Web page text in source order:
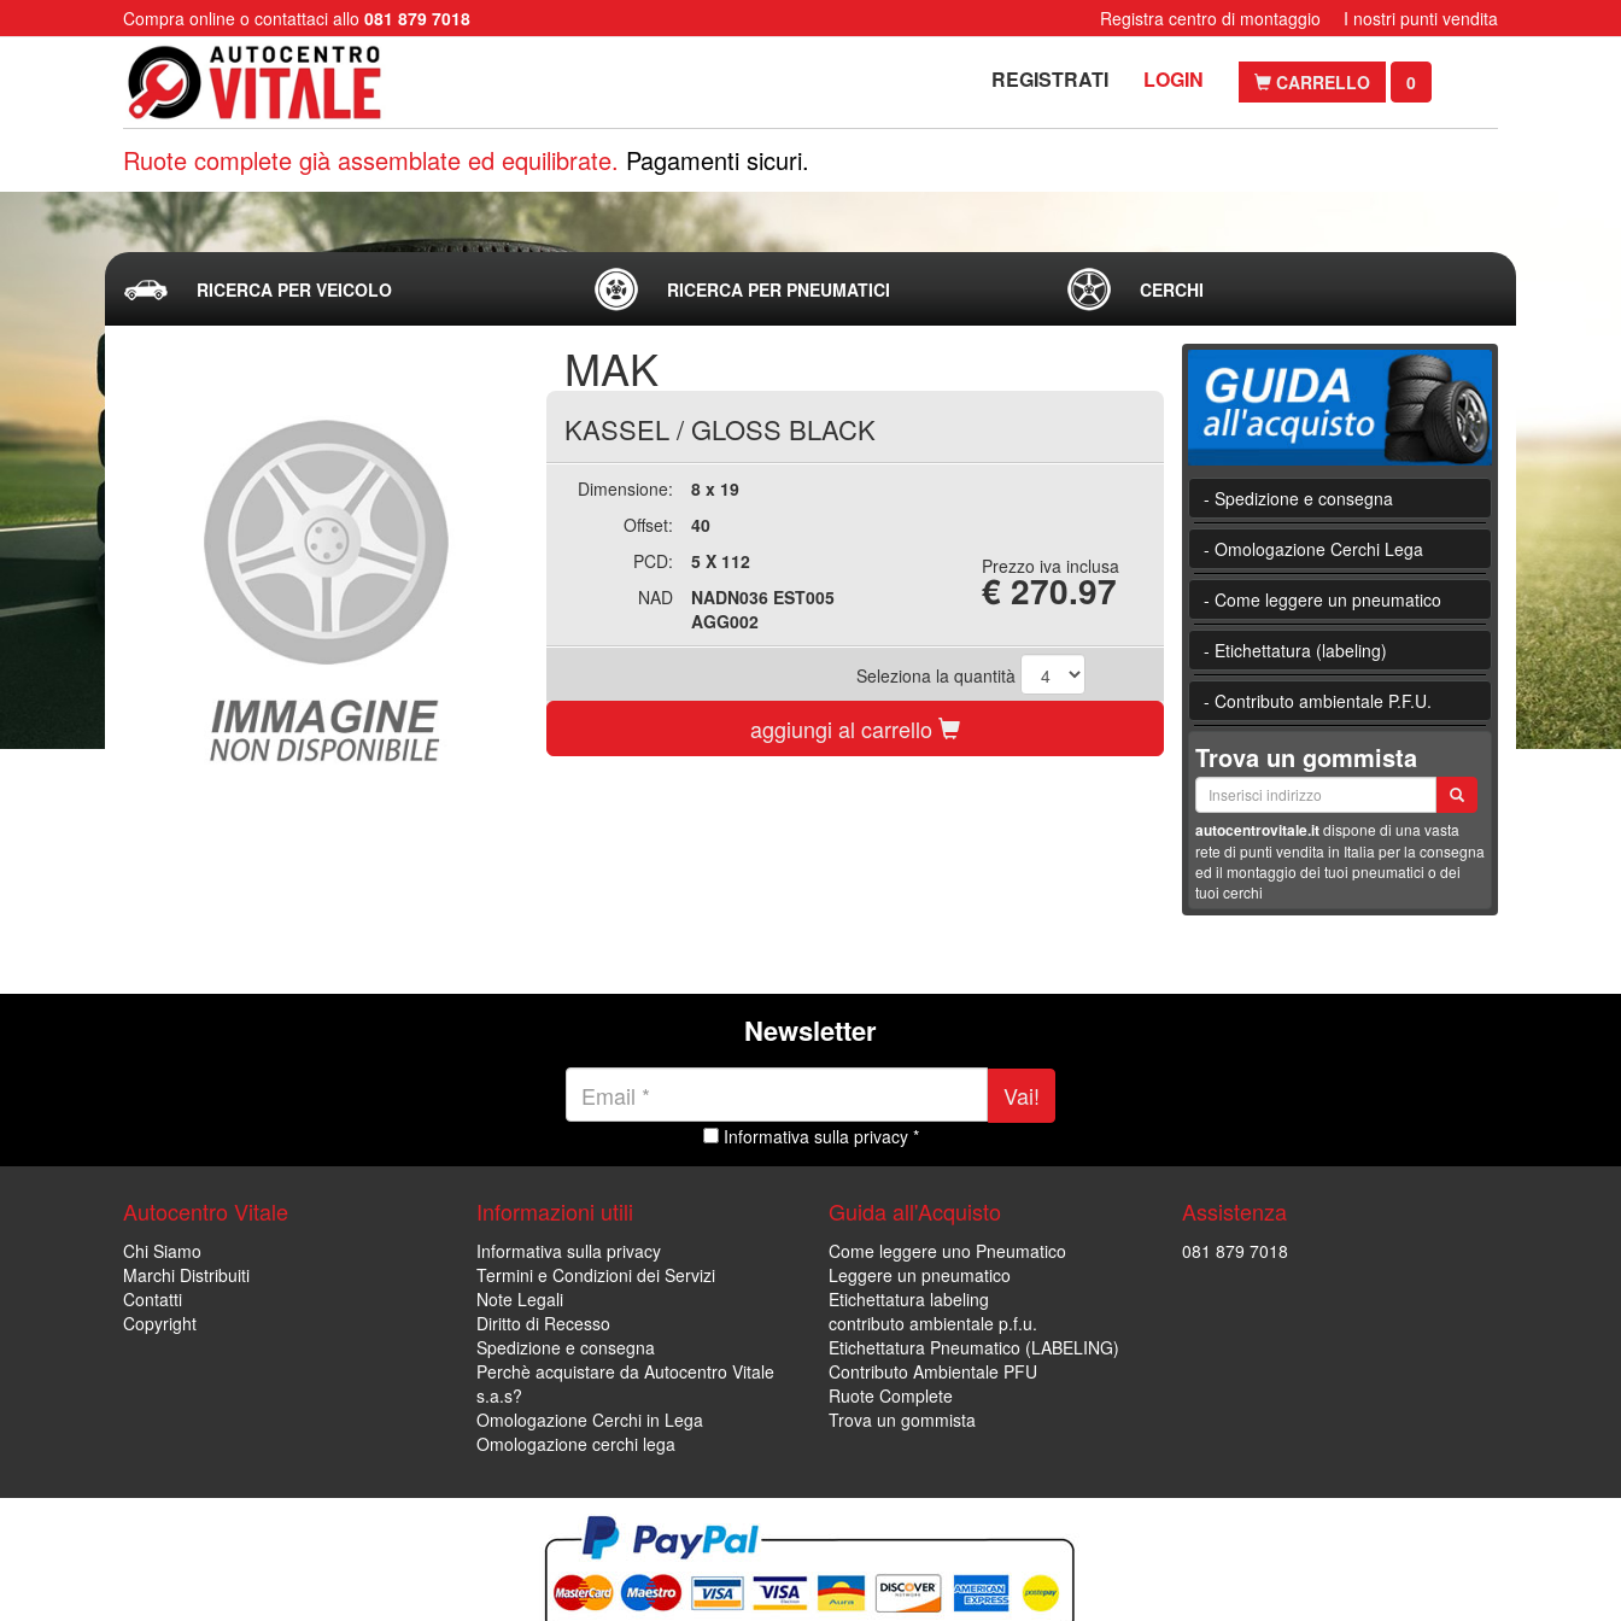
Compra online o contattaci allo 081 879 7018 Registra centro di montaggio I nostri punti vendita
REGISTRATI LOGIN CARRELLO 0
Ruote complete già assemblate ed equilibrate. Pagamenti sicuri.
RICERCA PER VEICOLO RICERCA PER PNEUMATICI CERCHI
MAK
KASSEL/ GLOSS BLACK
Dimensione:
8 x 19
Offset:
40
PCD:
5 X 112
NAD
NADN036 EST005
AGG002
Prezzo iva inclusa
€ 270.97
Seleziona la quantità
aggiungi al carrello
- Spedizione e consegna
- Omologazione Cerchi Lega
- Come leggere un pneumatico
- Etichettatura (labeling)
- Contributo ambientale P.F.U.
Trova un gommista
autocentrovitale.itdispone di una vasta
rete di punti vendita in Italia per la consegna
ed il montaggio dei tuoi pneumatici o dei
tuoi cerchi
Newsletter
Vai!
Informativa sulla privacy *
Autocentro Vitale
Chi Siamo
Marchi Distribuiti
Contatti
Copyright
Informazioni utili
Informativa sulla privacy
Termini e Condizioni dei Servizi
Note Legali
Diritto di Recesso
Spedizione e consegna
Perchè acquistare da Autocentro Vitale
s.a.s?
Omologazione Cerchi in Lega
Omologazione cerchi lega
Guida all'Acquisto
Come leggere uno Pneumatico
Leggere un pneumatico
Etichettatura labeling
contributo ambientale p.f.u.
Etichettatura Pneumatico (LABELING)
Contributo Ambientale PFU
Ruote Complete
Trova un gommista
Assistenza
081 879 7018